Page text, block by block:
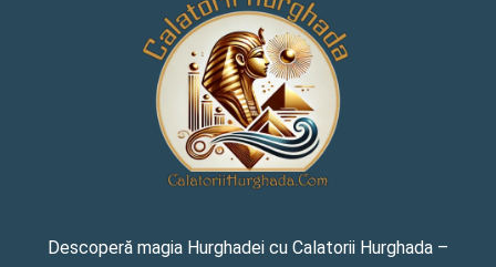
Descoperă magia Hurghadei cu Calatorii Hurghada –